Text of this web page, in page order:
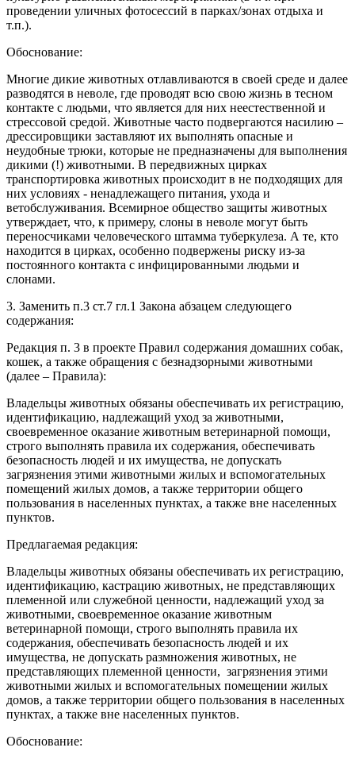
проведении уличных фотосессий в парках/зонах отдыха и
т.п.).
Обоснование:
Многие дикие животных отлавливаются в своей среде и далее
разводятся в неволе, где проводят всю свою жизнь в тесном
контакте с людьми, что является для них неестественной и
стрессовой средой. Животные часто подвергаются насилию –
дрессировщики заставляют их выполнять опасные и
неудобные трюки, которые не предназначены для выполнения
дикими (!) животными. В передвижных цирках
транспортировка животных происходит в не подходящих для
них условиях - ненадлежащего питания, ухода и
ветобслуживания. Всемирное общество защиты животных
утверждает, что, к примеру, слоны в неволе могут быть
переносчиками человеческого штамма туберкулеза. А те, кто
находится в цирках, особенно подвержены риску из-за
постоянного контакта с инфицированными людьми и
слонами.
3. Заменить п.3 ст.7 гл.1 Закона абзацем следующего
содержания:
Редакция п. 3 в проекте Правил содержания домашних собак,
кошек, а также обращения с безнадзорными животными
(далее – Правила):
Владельцы животных обязаны обеспечивать их регистрацию,
идентификацию, надлежащий уход за животными,
своевременное оказание животным ветеринарной помощи,
строго выполнять правила их содержания, обеспечивать
безопасность людей и их имущества, не допускать
загрязнения этими животными жилых и вспомогательных
помещений жилых домов, а также территории общего
пользования в населенных пунктах, а также вне населенных
пунктов.
Предлагаемая редакция:
Владельцы животных обязаны обеспечивать их регистрацию,
идентификацию, кастрацию животных, не представляющих
племенной или служебной ценности, надлежащий‌ уход за
животными, своевременное оказание животным
ветеринарной‌ помощи, строго выполнять правила их
содержания, обеспечивать безопасность людей‌ и их
имущества, не допускать размножения животных, не
представляющих племенной ценности, загрязнения этими
животными жилых и вспомогательных помещении‌ жилых
домов, а также территории общего пользования в населенных
пунктах, а также вне населенных пунктов.
Обоснование: